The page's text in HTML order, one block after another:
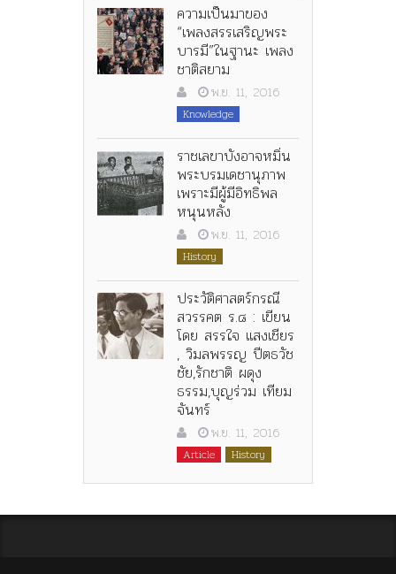
ความเป็นมาของ
“เพลงสรรเสริญพระ
บารมี”ในฐานะ เพลง
ชาติสยาม
พ.ย. 11, 2016
Knowledge
ราชเลขาบังอาจหมิ่น
พระบรมเดชานุภาพ
เพราะมีผู้มีอิทธิพล
หนุนหลัง
พ.ย. 11, 2016
History
ประวัติศาสตร์กรณี
สวรรคต ร.๘ : เขียน
โดย สรรใจ แสงเชียร
, วิมลพรรญ ปีตธวัช
ชัย,รักชาติ ผดุง
ธรรม,บุญร่วม เทียม
จันทร์
พ.ย. 11, 2016
Article History